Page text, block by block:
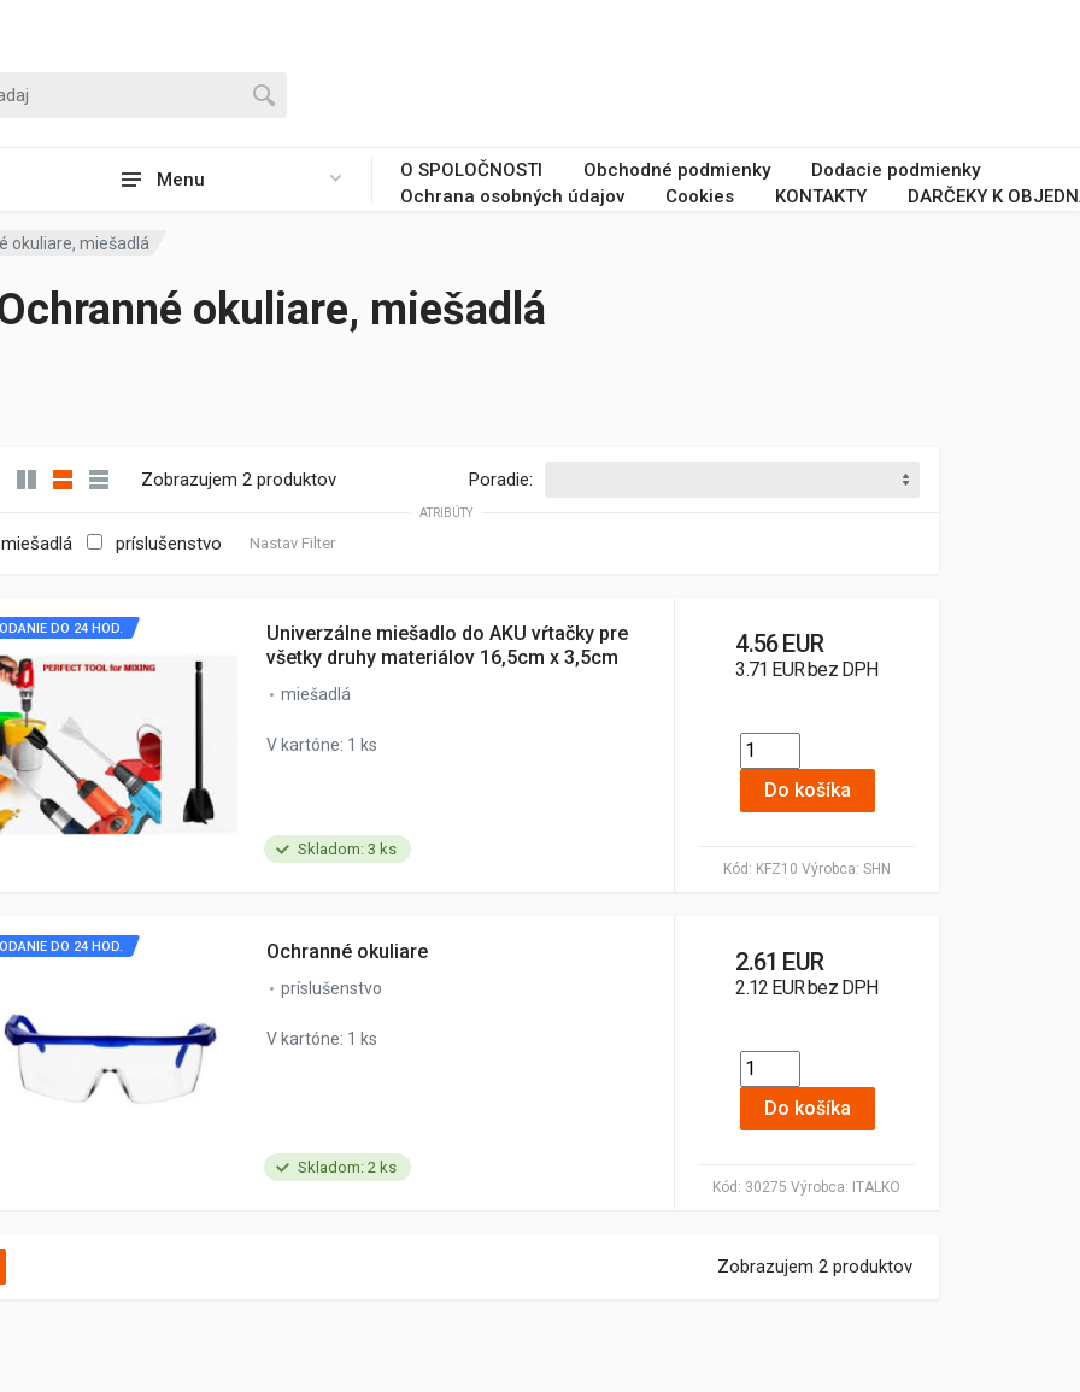
Menu O SPOLOČNOSTI Obchodné podmienky
Dodacie podmienky
Ochrana osobných údajov
Cookies KONTAKTY DARČEKY K
okuliare, miešadlá
okuliare, miešadlá
Zobrazujem 2 produktov Poradie:
ATRIBÚTY
miešadlá príslušenstvo Nastav Filter
Skladom: 3 ks
Kód: KFZ10 Výrobca: SHN
DO 24 HOD.
Univerzálne miešadlo do AKU vŕtačky pre
všetky druhy materiálov 16,5cm x 3,5cm
miešadlá
V kartóne: 1 ks
4.56 EUR
3.71 EUR bez DPH
Do košíka
Skladom: 2 ks
Kód: 30275 Výrobca: ITALKO
DO 24 HOD. Ochranné okuliare
príslušenstvo
V kartóne: 1 ks
2.61 EUR
2.12 EUR bez DPH
Do košíka
Zobrazujem 2 produktov